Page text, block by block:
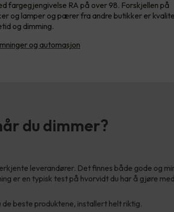
fargegjengivelse RA på over 98. Forskjellen på
og lamper og pærer fra andre butikker er
og dimming.
og automasjon
du dimmer?
leverandører. Det finnes både gode og
er en typisk test på hvorvidt du har å gjøre
beste produktene, installert helt riktig.